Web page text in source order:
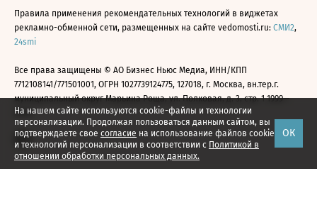
На нашем сайте используются cookie-файлы и технологии
персонализации. Продолжая пользоваться данным сайтом, вы
подтверждаете свое согласие на использование файлов cookie
и технологий персонализации в соответствии с Политикой в
отношении обработки персональных данных.
ОК
Правила применения рекомендательных технологий в виджетах
рекламно-обменной сети, размещенных на сайте vedomosti.ru: СМИ2,
24smi
Все права защищены © АО Бизнес Ньюс Медиа, ИНН/КПП
7712108141/771501001, ОГРН 1027739124775, 127018, г. Москва, вн.тер.г.
муниципальный округ Марьина Роща, ул. Полковая, д. 3, стр. 1 1999—
2026